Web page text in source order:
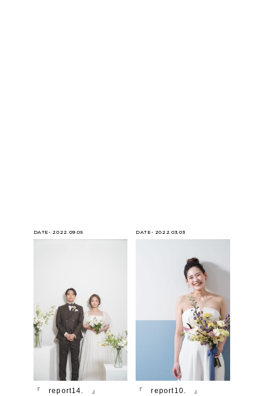
DATE- 2022.09.05
『 report14. 』
DATE- 2022.03.03
『 report10. 』